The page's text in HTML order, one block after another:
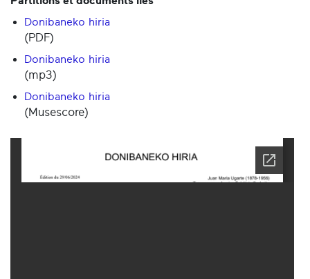
Donibaneko hiria
(PDF)
Donibaneko hiria
(mp3)
Donibaneko hiria
(Musescore)